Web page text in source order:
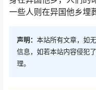
一些人则在异国他乡埋
声明： 本站所有文章，如
信息，如若本站内容侵犯
理。